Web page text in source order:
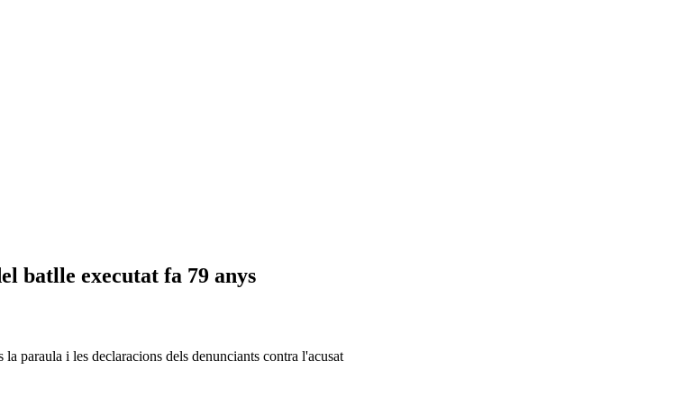
batlle executat fa 79 anys
paraula i les declaracions dels denunciants contra l'acusat